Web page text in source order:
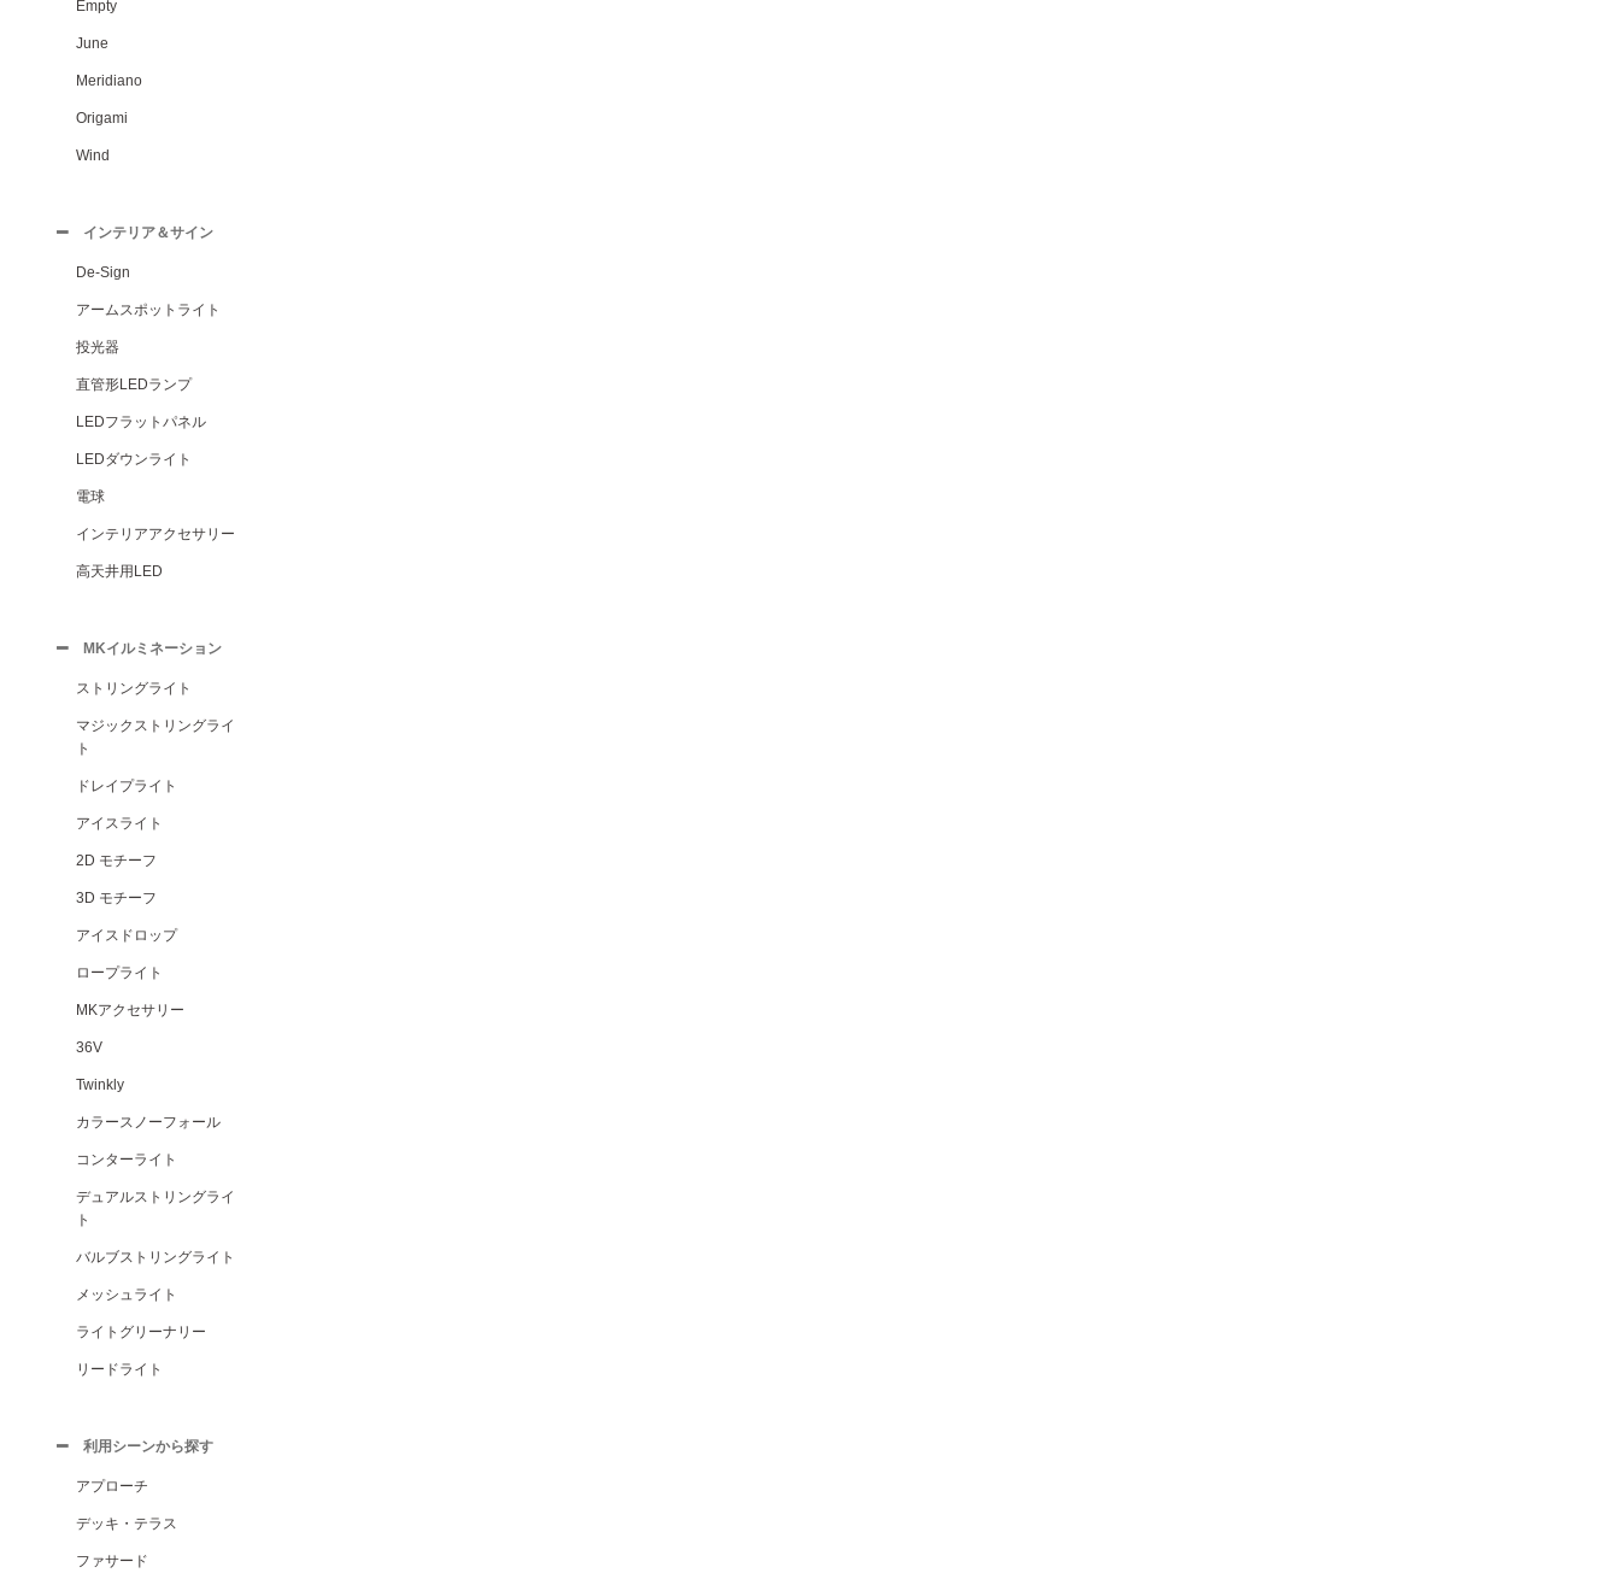
Empty
June
Meridiano
Origami
Wind
インテリア＆サイン
De-Sign
アームスポットライト
投光器
直管形LEDランプ
LEDフラットパネル
LEDダウンライト
電球
インテリアアクセサリー
高天井用LED
MKイルミネーション
ストリングライト
マジックストリングライ
ト
ドレイプライト
アイスライト
2D モチーフ
3D モチーフ
アイスドロップ
ロープライト
MKアクセサリー
36V
Twinkly
カラースノーフォール
コンターライト
デュアルストリングライ
ト
バルブストリングライト
メッシュライト
ライトグリーナリー
リードライト
利用シーンから探す
アプローチ
デッキ・テラス
ファサード